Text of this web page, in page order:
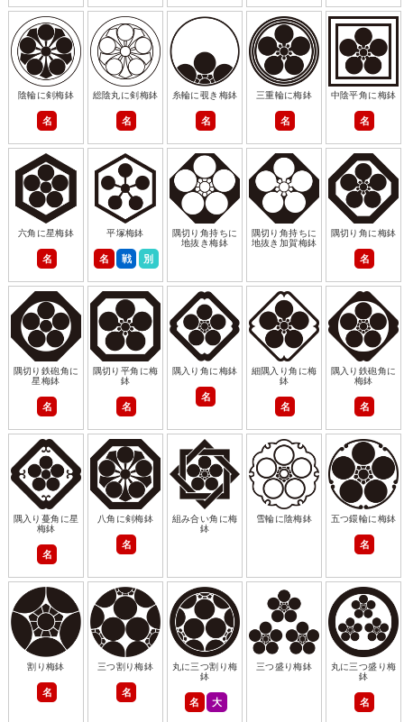
陰輪に剣梅鉢
名
総陰丸に剣梅鉢
名
糸輪に覗き梅鉢
名
三重輪に梅鉢
名
中陰平角に梅鉢
名
六角に星梅鉢
名
平塚梅鉢
名 戦 別
隅切り角持ちに
地抜き梅鉢
隅切り角持ちに
地抜き加賀梅鉢
隅切り角に梅鉢
名
隅切り鉄砲角に
星梅鉢
名
隅切り平角に梅
鉢
名
隅入り角に梅鉢
名
細隅入り角に梅
鉢
名
隅入り鉄砲角に
梅鉢
名
隅入り蔓角に星
梅鉢
名
八角に剣梅鉢
名
組み合い角に梅
鉢
雪輪に陰梅鉢 五つ鐶輪に梅鉢
名
割り梅鉢
名
三つ割り梅鉢
名
丸に三つ割り梅
鉢
名 大
三つ盛り梅鉢
丸に三つ盛り梅
鉢
名